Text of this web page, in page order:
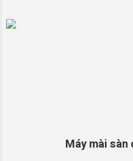
Máy mài sàn